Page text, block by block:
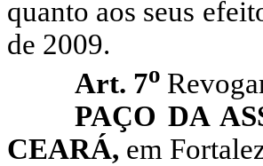
quanto aos seus
de 2009.
Art. 7o
PAÇO DA
CEARÁ, em